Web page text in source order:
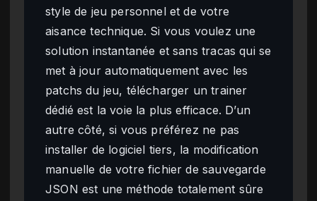
style de jeu personnel et de votre
aisance technique. Si vous voulez une
solution instantanée et sans tracas qui se
met à jour automatiquement avec les
patchs du jeu, télécharger un trainer
dédié est la voie la plus efficace. D’un
autre côté, si vous préférez ne pas
installer de logiciel tiers, la modification
manuelle de votre fichier de sauvegarde
JSON est une méthode totalement sûre